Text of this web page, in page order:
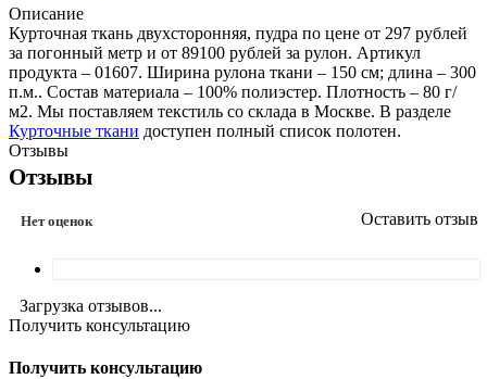
Описание
Курточная ткань двухсторонняя, пудра по цене от 297 рублей
за погонный метр и от 89100 рублей за рулон. Артикул
продукта – 01607. Ширина рулона ткани – 150 см; длина – 300
п.м.. Состав материала – 100% полиэстер. Плотность – 80 г/
м2. Мы поставляем текстиль со склада в Москве. В разделе
Курточные ткани доступен полный список полотен.
Отзывы
Отзывы
Нет оценок Оставить отзыв
Загрузка отзывов...
Получить консультацию
Получить консультацию